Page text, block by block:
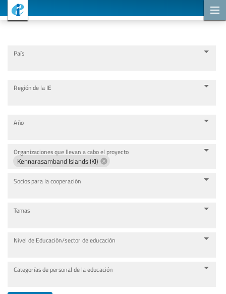
País
Región de la IE
Año
Organizaciones que llevan a cabo el proyecto
Kennarasamband Islands (KI)
Socios para la cooperación
Temas
Nivel de Educación/sector de educación
Categorías de personal de la educación